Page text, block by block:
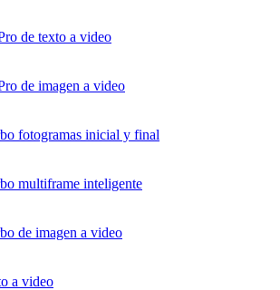
de texto a video
de imagen a video
fotogramas inicial y final
multiframe inteligente
de imagen a video
a video